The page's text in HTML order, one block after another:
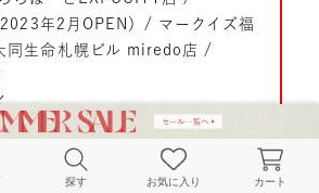
年2月OPEN）/ マークイズ福
同生命札幌ビル miredo店 /
CAFE
マークイズみなとみらい店 / テ
探す お気に入り カート